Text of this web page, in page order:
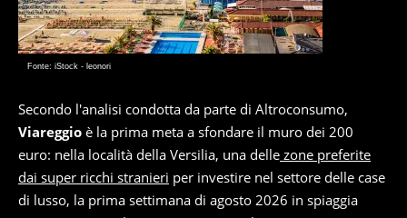
Fonte: iStock - leonori
Secondo l'analisi condotta da parte di Altroconsumo,
Viareggio è la prima meta a sfondare il muro dei 200
euro: nella località della Versilia, una delle zone preferite
dai super ricchi stranieri per investire nel settore delle case
di lusso, la prima settimana di agosto 2026 in spiaggia